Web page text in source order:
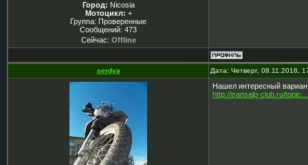
Город: Nicosia
Мотоцикл: +
Группа: Проверенные
Сообщений: 473
Сейчас: Offline
serdya Дата: Четверг, 08.11.2018,
Нашел интересный
http://transalp-club.ru/